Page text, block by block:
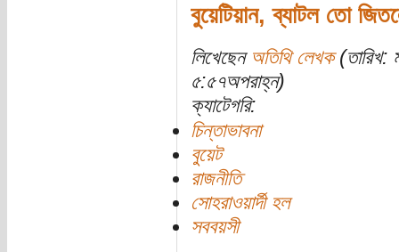
বুয়েটিয়ান, ব্যাটল তো
লিখেছেন অতিথি লেখক(তারিখ:
৫:৫৭অপরাহ্ন)
ক্যাটেগরি:
চিন্তাভাবনা
বুয়েট
রাজনীতি
সোহরাওয়ার্দী হল
সববয়সী